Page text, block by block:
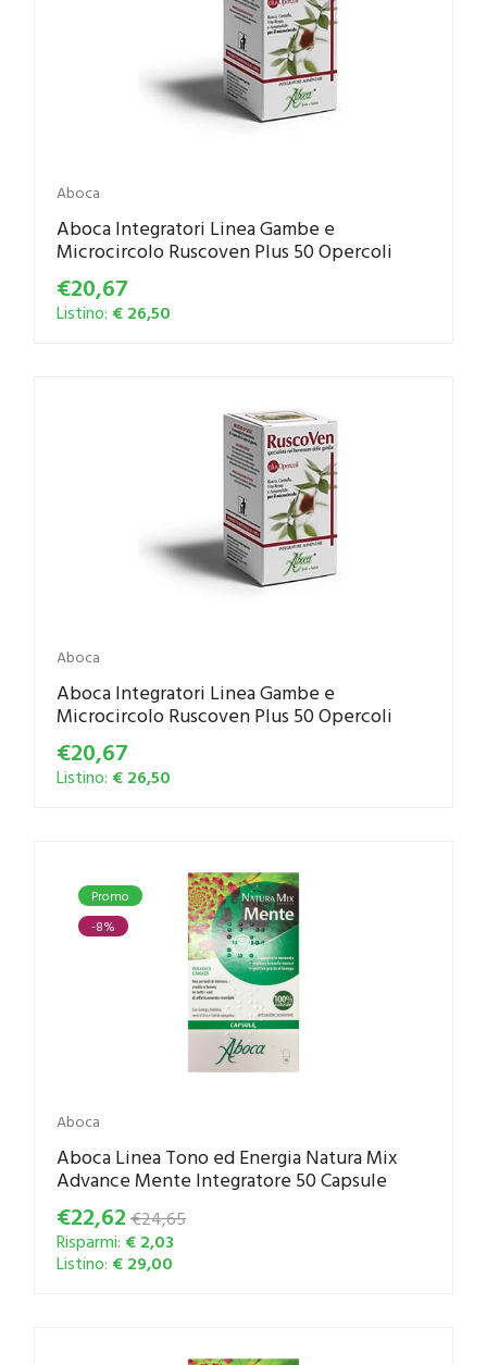
Aboca
Aboca Integratori Linea Gambe e
Microcircolo Ruscoven Plus 50 Opercoli
€20,67
Listino: € 26,50
Aboca
Aboca Integratori Linea Gambe e
Microcircolo Ruscoven Plus 50 Opercoli
€20,67
Listino: € 26,50
Promo
-8%
Aboca
Aboca Linea Tono ed Energia Natura Mix
Advance Mente Integratore 50 Capsule
€22,62 €24,65
Risparmi: € 2,03
Listino: € 29,00